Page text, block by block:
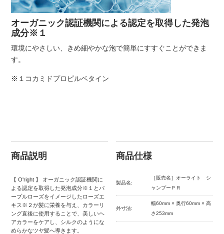
オーガニック認証機関による認定を取得した発泡
成分※１
環境にやさしい、きめ細やかな泡で簡単にすすぐことができま
す。
※１コカミドプロピルベタイン
商品説明
【 O'right 】 オーガニック認証機関に
よる認定を取得した発泡成分※１とパ
ープルローズをイメージしたローズエ
キス※２が髪に栄養を与え、カラーリ
ング直後に使用することで、美しいヘ
アカラーをケアし、シルクのようにな
めらかなツヤ髪へ導きます。
商品仕様
製品名:
［販売名］オーライト シ
ャンプーＰＲ
外寸法:
幅60mm × 奥行60mm × 高
さ253mm